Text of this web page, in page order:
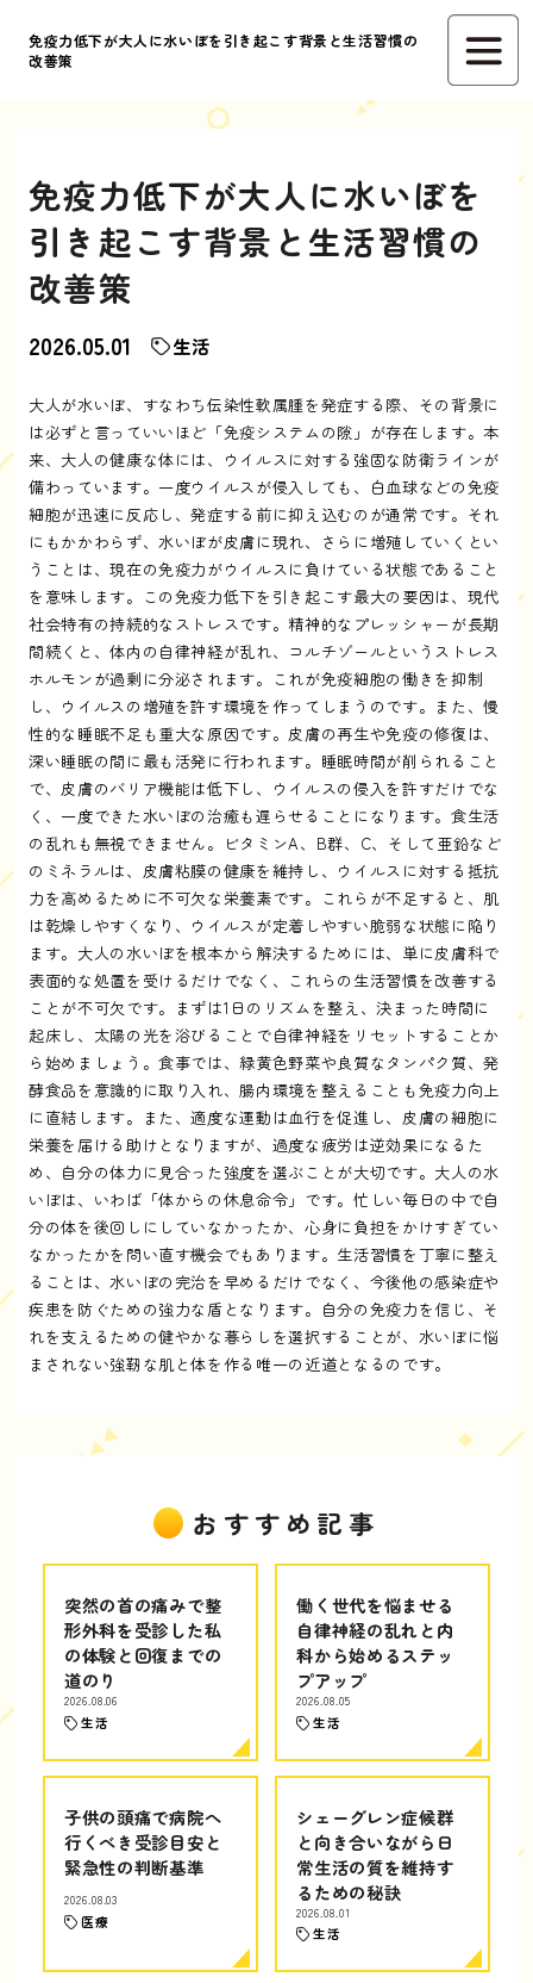
免疫力低下が大人に水いぼを引き起こす背景と生活習慣の
改善策
免疫力低下が大人に水いぼを
引き起こす背景と生活習慣の
改善策
2026.05.01 生活
大人が水いぼ、すなわち伝染性軟属腫を発症する際、その背景に
は必ずと言っていいほど「免疫システムの隙」が存在します。本
来、大人の健康な体には、ウイルスに対する強固な防衛ラインが
備わっています。一度ウイルスが侵入しても、白血球などの免疫
細胞が迅速に反応し、発症する前に抑え込むのが通常です。それ
にもかかわらず、水いぼが皮膚に現れ、さらに増殖していくとい
うことは、現在の免疫力がウイルスに負けている状態であること
を意味します。この免疫力低下を引き起こす最大の要因は、現代
社会特有の持続的なストレスです。精神的なプレッシャーが長期
間続くと、体内の自律神経が乱れ、コルチゾールというストレス
ホルモンが過剰に分泌されます。これが免疫細胞の働きを抑制
し、ウイルスの増殖を許す環境を作ってしまうのです。また、慢
性的な睡眠不足も重大な原因です。皮膚の再生や免疫の修復は、
深い睡眠の間に最も活発に行われます。睡眠時間が削られること
で、皮膚のバリア機能は低下し、ウイルスの侵入を許すだけでな
く、一度できた水いぼの治癒も遅らせることになります。食生活
の乱れも無視できません。ビタミンA、B群、C、そして亜鉛など
のミネラルは、皮膚粘膜の健康を維持し、ウイルスに対する抵抗
力を高めるために不可欠な栄養素です。これらが不足すると、肌
は乾燥しやすくなり、ウイルスが定着しやすい脆弱な状態に陥り
ます。大人の水いぼを根本から解決するためには、単に皮膚科で
表面的な処置を受けるだけでなく、これらの生活習慣を改善する
ことが不可欠です。まずは1日のリズムを整え、決まった時間に
起床し、太陽の光を浴びることで自律神経をリセットすることか
ら始めましょう。食事では、緑黄色野菜や良質なタンパク質、発
酵食品を意識的に取り入れ、腸内環境を整えることも免疫力向上
に直結します。また、適度な運動は血行を促進し、皮膚の細胞に
栄養を届ける助けとなりますが、過度な疲労は逆効果になるた
め、自分の体力に見合った強度を選ぶことが大切です。大人の水
いぼは、いわば「体からの休息命令」です。忙しい毎日の中で自
分の体を後回しにしていなかったか、心身に負担をかけすぎてい
なかったかを問い直す機会でもあります。生活習慣を丁寧に整え
ることは、水いぼの完治を早めるだけでなく、今後他の感染症や
疾患を防ぐための強力な盾となります。自分の免疫力を信じ、そ
れを支えるための健やかな暮らしを選択することが、水いぼに悩
まされない強靭な肌と体を作る唯一の近道となるのです。
おすすめ記事
突然の首の痛みで整
形外科を受診した私
の体験と回復までの
道のり
2026.08.06
生活
働く世代を悩ませる
自律神経の乱れと内
科から始めるステッ
プアップ
2026.08.05
生活
子供の頭痛で病院へ
行くべき受診目安と
緊急性の判断基準
2026.08.03
医療
シェーグレン症候群
と向き合いながら日
常生活の質を維持す
るための秘訣
2026.08.01
生活